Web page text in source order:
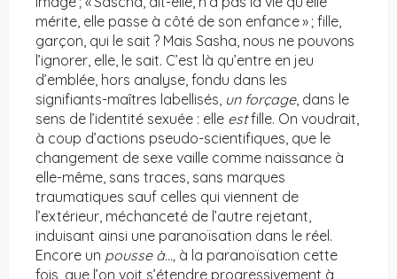
mérite, elle passe à côté de son enfance » ; fille,
garçon, qui le sait ? Mais Sasha, nous ne pouvons
l’ignorer, elle, le sait. C’est là qu’entre en jeu
d’emblée, hors analyse, fondu dans les
signifiants-maîtres labellisés, un forçage, dans le
sens de l’identité sexuée : elle estfille. On voudrait,
à coup d’actions pseudo-scientifiques, que le
changement de sexe vaille comme naissance à
elle-même, sans traces, sans marques
traumatiques sauf celles qui viennent de
l’extérieur, méchanceté de l’autre rejetant,
induisant ainsi une paranoïsation dans le réel.
Encore un pousse à…, à la paranoïsation cette
fois, que l’on voit s’étendre progressivement à